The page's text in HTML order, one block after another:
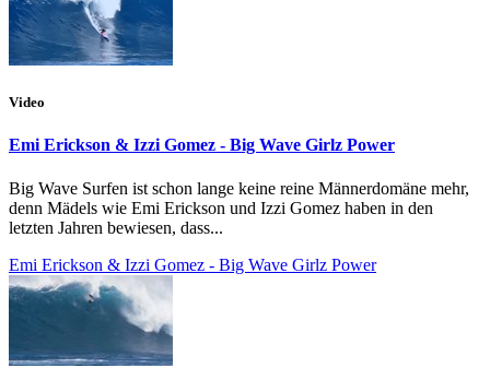
Video
Emi Erickson & Izzi Gomez - Big Wave Girlz Power
Big Wave Surfen ist schon lange keine reine Männerdomäne mehr,
denn Mädels wie Emi Erickson und Izzi Gomez haben in den
letzten Jahren bewiesen, dass...
Emi Erickson & Izzi Gomez - Big Wave Girlz Power